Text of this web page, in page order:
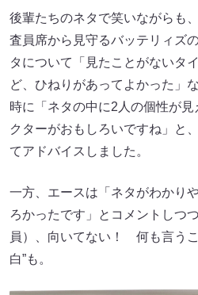
後輩たちのネタで笑いながらも
査員席から見守るバッテリィズ
タについて「見たことがないタ
ど、ひねりがあってよかった」
時に「ネタの中に2人の個性が
クターがおもしろいですね」と
てアドバイスしました。
一方、エースは「ネタがわかり
ろかったです」とコメントしつ
員）、向いてない！ 何も言う
白”も。